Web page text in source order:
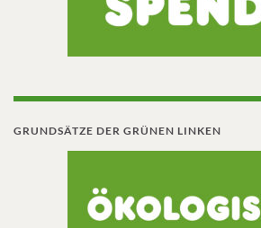
GRUNDSÄTZE DER GRÜNEN LINKEN